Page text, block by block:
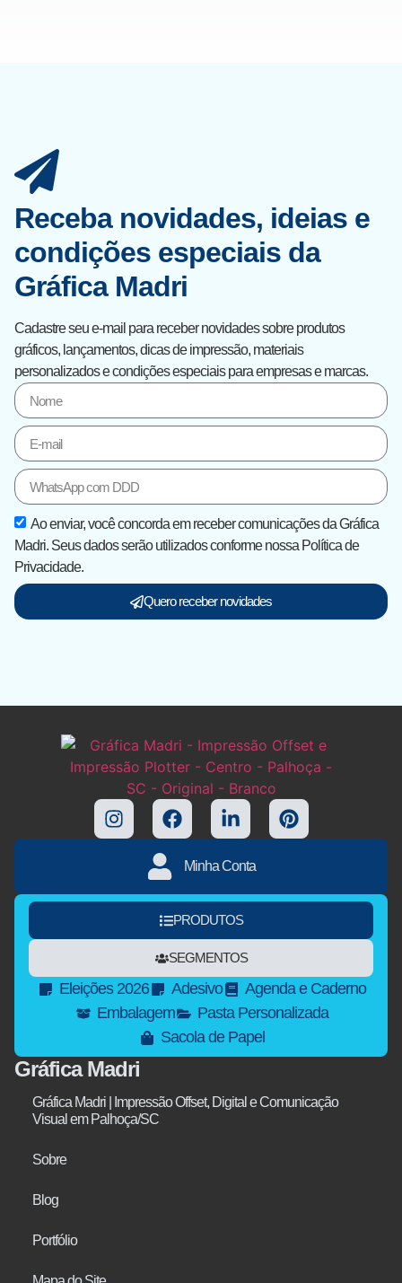
Receba novidades, ideias e
condições especiais da
Gráfica Madri
Cadastre seu e-mail para receber novidades sobre produtos
gráficos, lançamentos, dicas de impressão, materiais
personalizados e condições especiais para empresas e marcas.
Ao enviar, você concorda em receber comunicações da Gráfica
Madri. Seus dados serão utilizados conforme nossa Política de
Privacidade.
Quero receber novidades
Minha Conta
PRODUTOS
SEGMENTOS
Eleições 2026 Adesivo
Agenda e Caderno
Embalagem
Pasta Personalizada
Sacola de Papel
Gráfica Madri
Gráfica Madri | Impressão Offset, Digital e Comunicação
Visual em Palhoça/SC
Sobre
Blog
Portfólio